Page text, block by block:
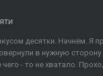
десятки. Начнём. Я
в нужную сторону
- то не хватало.